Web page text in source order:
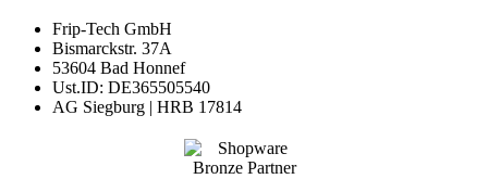
Frip-Tech GmbH
Bismarckstr. 37A
53604 Bad Honnef
Ust.ID: DE365505540
AG Siegburg | HRB 17814